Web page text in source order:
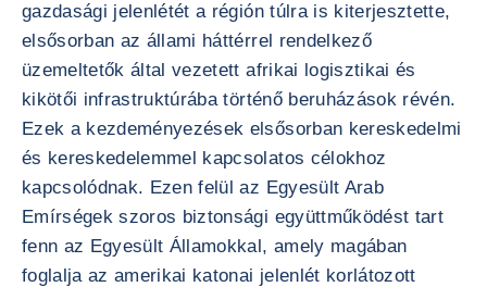
gazdasági jelenlétét a régión túlra is kiterjesztette,
elsősorban az állami háttérrel rendelkező
üzemeltetők által vezetett afrikai logisztikai és
kikötői infrastruktúrába történő beruházások révén.
Ezek a kezdeményezések elsősorban kereskedelmi
és kereskedelemmel kapcsolatos célokhoz
kapcsolódnak. Ezen felül az Egyesült Arab
Emírségek szoros biztonsági együttműködést tart
fenn az Egyesült Államokkal, amely magában
foglalja az amerikai katonai jelenlét korlátozott